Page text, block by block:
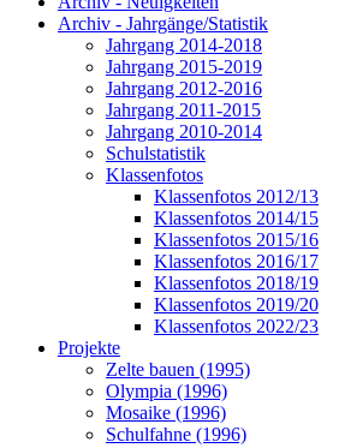
Archiv - Jahrgänge/Statistik
Jahrgang 2014-2018
Jahrgang 2015-2019
Jahrgang 2012-2016
Jahrgang 2011-2015
Jahrgang 2010-2014
Schulstatistik
Klassenfotos
Klassenfotos 2012/13
Klassenfotos 2014/15
Klassenfotos 2015/16
Klassenfotos 2016/17
Klassenfotos 2018/19
Klassenfotos 2019/20
Klassenfotos 2022/23
Projekte
Zelte bauen (1995)
Olympia (1996)
Mosaike (1996)
Schulfahne (1996)